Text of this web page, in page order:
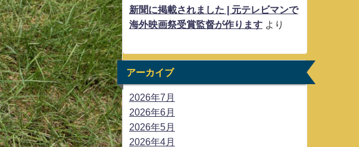
新聞に掲載されました | 元テレビマンで
海外映画祭受賞監督が作りますより
アーカイブ
2026年7月
2026年6月
2026年5月
2026年4月